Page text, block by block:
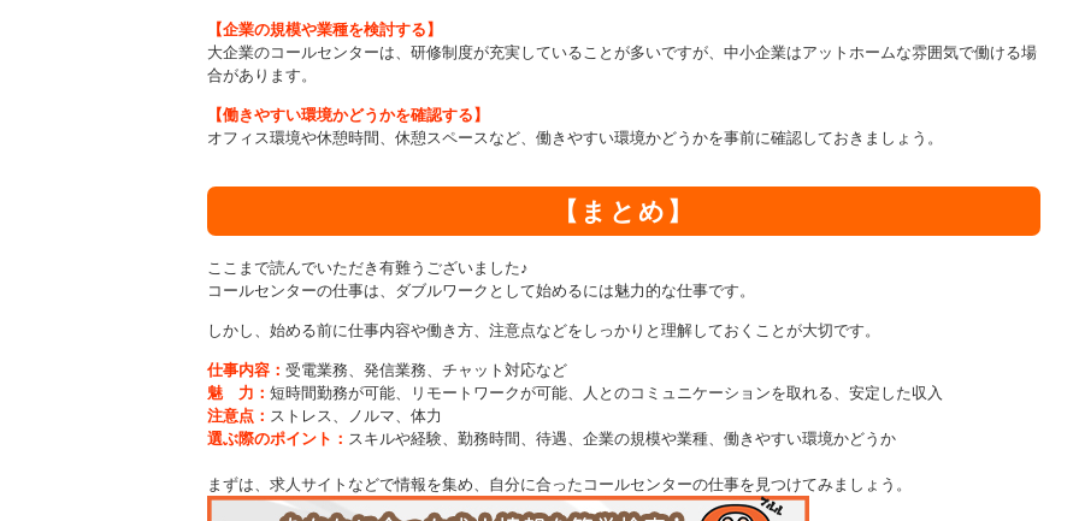
【企業の規模や業種を検討する 】
大企業のコールセンターは、研修制度が充実していることが多いですが、中小企業はアットホームな雰囲気で働ける場
合があります。
【働きやすい環境かどうかを確認する 】
オフィス環境や休憩時間、休憩スペースなど、働きやすい環境かどうかを事前に確認しておきましょう。
【まとめ】
ここまで読んでいただき有難うございました♪
コールセンターの仕事は、ダブルワークとして始めるには魅力的な仕事です。
しかし、始める前に仕事内容や働き方、注意点などをしっかりと理解しておくことが大切です。
仕事内容： 受電業務、発信業務、チャット対応など
魅 力： 短時間勤務が可能、リモートワークが可能、人とのコミュニケーションを取れる、安定した収入
注意点： ストレス、ノルマ、体力
選ぶ際のポイント： スキルや経験、勤務時間、待遇、企業の規模や業種、働きやすい環境かどうか
まずは、求人サイトなどで情報を集め、自分に合ったコールセンターの仕事を見つけてみましょう。